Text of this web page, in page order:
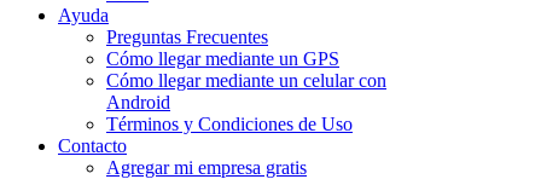
Ayuda
Preguntas Frecuentes
Cómo llegar mediante un GPS
Cómo llegar mediante un celular con
Android
Términos y Condiciones de Uso
Contacto
Agregar mi empresa gratis